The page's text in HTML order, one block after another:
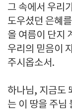
그 속에서 우리
도우셨던 은혜
올 여름이 단지
우리의 믿음이
주시옵소서.
하나님, 지금도
는 이 땅을 주님